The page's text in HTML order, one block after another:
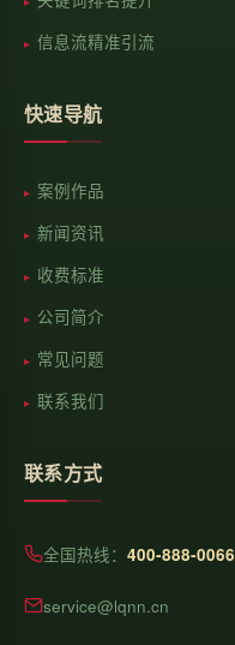
信息流精准引流
快速导航
案例作品
新闻资讯
收费标准
公司简介
常见问题
联系我们
联系方式
全国热线： 400-888-0066
service@lqnn.cn